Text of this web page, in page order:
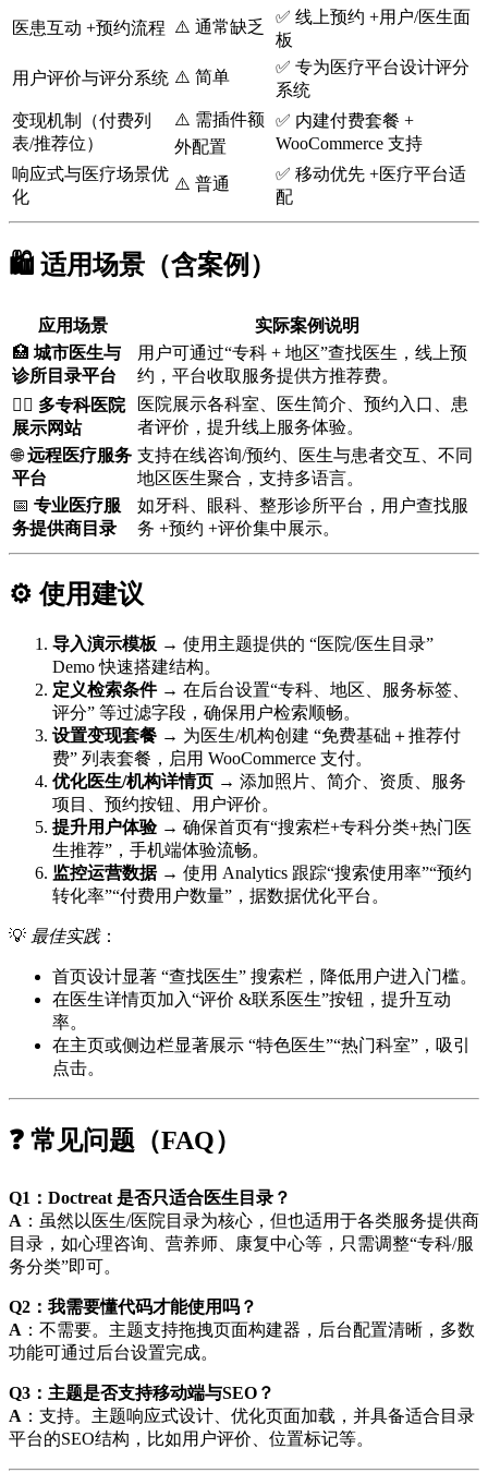
医患互动 +预约流程 ⚠️ 通常缺乏
✅ 线上预约 +用户/医生面
板
用户评价与评分系统 ⚠️ 简单
✅ 专为医疗平台设计评分
系统
变现机制（付费列
表/推荐位）
⚠️ 需插件额
外配置
✅ 内建付费套餐 +
WooCommerce 支持
响应式与医疗场景优
化
⚠️ 普通
✅ 移动优先 +医疗平台适
配
🛍️ 适用场景（含案例）
应用场景
实际案例说明
🏥 城市医生与
诊所目录平台
用户可通过“专科 + 地区”查找医生，线上预
约，平台收取服务提供方推荐费。
👨‍⚕️ 多专科医院
展示网站
医院展示各科室、医生简介、预约入口、患
者评价，提升线上服务体验。
🌐远程医疗服务
平台
支持在线咨询/预约、医生与患者交互、不同
地区医生聚合，支持多语言。
📅 专业医疗服
务提供商目录
如牙科、眼科、整形诊所平台，用户查找服
务 +预约 +评价集中展示。
⚙️ 使用建议
导入演示模板 → 使用主题提供的 “医院/医生目录”
Demo 快速搭建结构。
定义检索条件→ 在后台设置“专科、地区、服务标签、
评分” 等过滤字段，确保用户检索顺畅。
设置变现套餐 → 为医生/机构创建 “免费基础＋推荐付
费” 列表套餐，启用 WooCommerce 支付。
优化医生/机构详情页 → 添加照片、简介、资质、服务
项目、预约按钮、用户评价。
提升用户体验→ 确保首页有“搜索栏+专科分类+热门医
生推荐”，手机端体验流畅。
监控运营数据→ 使用 Analytics 跟踪“搜索使用率”“预约
转化率”“付费用户数量”，据数据优化平台。
💡 最佳实践：
首页设计显著 “查找医生” 搜索栏，降低用户进入门槛。
在医生详情页加入“评价 &联系医生”按钮，提升互动
率。
在主页或侧边栏显著展示 “特色医生”“热门科室”，吸引
点击。
❓ 常见问题（FAQ）
Q1：Doctreat 是否只适合医生目录？
A ：虽然以医生/医院目录为核心，但也适用于各类服务提供商
目录，如心理咨询、营养师、康复中心等，只需调整“专科/服
务分类”即可。
Q2：我需要懂代码才能使用吗？
A ：不需要。主题支持拖拽页面构建器，后台配置清晰，多数
功能可通过后台设置完成。
Q3：主题是否支持移动端与SEO？
A ：支持。主题响应式设计、优化页面加载，并具备适合目录
平台的SEO结构，比如用户评价、位置标记等。